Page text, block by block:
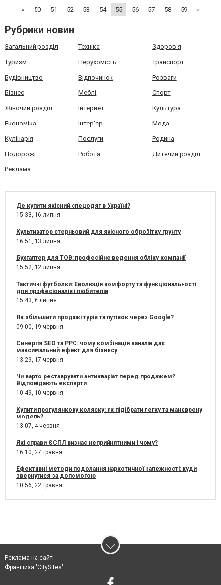
«
50 51 52 53 54 55 56 57 58 59 »
Рубрики новин
Загальний розділ Техніка Здоров'я
Туризм Нерухомість Транспорт
Будівництво Відпочинок Розваги
Бізнес Меблі Спорт
Жіночий розділ Інтернет Культура
Економіка Інтер'єр Мода
Кулінарія Послуги Родина
Подорожі Робота Дитячий розділ
Реклама
Де купити якісний спецодяг в Україні?
15:33, 16 липня
Культиватор стерньовий для якісного обробітку грунту
16:51, 13 липня
Бухгалтер для ТОВ: професійне ведення обліку компанії
15:52, 12 липня
Тактичні футболки: Еволюція комфорту та функціональності
для професіоналів і любителів
15:43, 6 липня
Як збільшити продажі турів та путівок через Google?
09:00, 19 червня
Синергія SEO та PPC: чому комбінація каналів дає
максимальний ефект для бізнесу
13:29, 17 червня
Чи варто реставрувати антикваріат перед продажем?
Відповідають експерти
10:49, 10 червня
Купити прогулянкову коляску: як підібрати легку та маневрену
модель?
13:07, 4 червня
Які справи ЄСПЛ визнає неприйнятними і чому?
16:10, 27 травня
Ефективні методи подолання наркотичної залежності: куди
звернутися за допомогою
10:56, 22 травня
Реклама на сайті
Франшиза "CitySites"